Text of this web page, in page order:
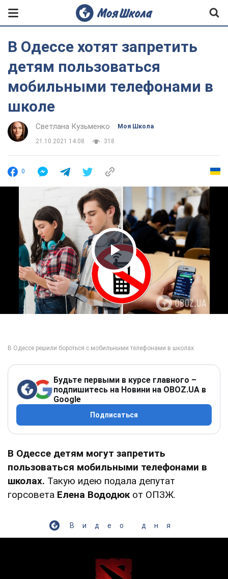
В Одессе хотят запретить
детям пользоваться
мобильными телефонами в
школе
Светлана Кузьменко Моя Школа
21.10.2021 14:08 318
0
Play Video
Будьте первыми в курсе главного –
подпишитесь на Новини на OBOZ.UA в
Google
Подписаться
В Одессе детям могут запретить
пользоваться мобильными телефонами в
школах. Такую идею подала депутат
горсовета Елена Вододюкот ОПЗЖ.
Видео дня